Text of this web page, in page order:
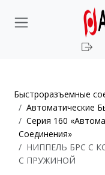
Быстроразъемные
Автоматические
Серия 160
Соединения»
НИППЕЛЬ БРС С
С ПРУЖИНОЙ